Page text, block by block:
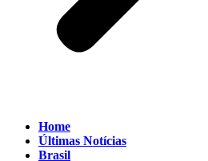
Home
Últimas Notícias
Brasil